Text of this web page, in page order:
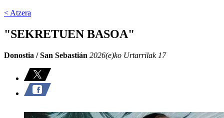
< Atzera
"SEKRETUEN BASOA"
Donostia / San Sebastián 2026(e)ko Urtarrilak 17